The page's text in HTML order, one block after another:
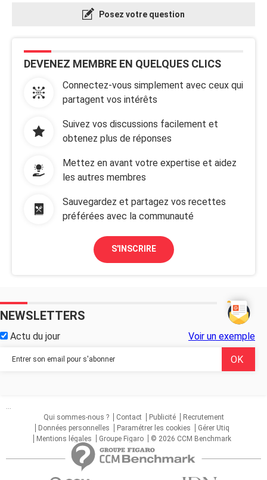
Posez votre question
DEVENEZ MEMBRE EN QUELQUES CLICS
Connectez-vous simplement avec ceux qui
partagent vos intérêts
Suivez vos discussions facilement et
obtenez plus de réponses
Mettez en avant votre expertise et aidez
les autres membres
Sauvegardez et partagez vos recettes
préférées avec la communauté
S'INSCRIRE
NEWSLETTERS
Actu du jour Voir un exemple
...
Qui sommes-nous ?
Contact Publicité
Recrutement
Données personnelles
Paramétrer les cookies
Gérer Utiq
Mentions légales
Groupe Figaro © 2026 CCM Benchmark